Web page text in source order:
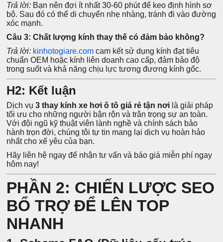
Trả lời: Bạn nên đợi ít nhất 30-60 phút để keo định hình sơ
bộ. Sau đó có thể di chuyển nhẹ nhàng, tránh đi vào đường
xóc mạnh.
Câu 3: Chất lượng kính thay thế có đảm bảo không?
Trả lời: kinhotogiare.com cam kết sử dụng kính đạt tiêu
chuẩn OEM hoặc kính liên doanh cao cấp, đảm bảo độ
trong suốt và khả năng chịu lực tương đương kính gốc.
H2: Kết luận
Dịch vụ3 thay kính xe hơi ô tô giá rẻ tận nơi là giải pháp
tối ưu cho những người bận rộn và trân trọng sự an toàn.
Với đội ngũ kỹ thuật viên lành nghề và chính sách bảo
hành trọn đời, chúng tôi tự tin mang lại dịch vụ hoàn hảo
nhất cho xế yêu của bạn.
Hãy liên hệ ngay để nhận tư vấn và báo giá miễn phí ngay
hôm nay!
PHẦN 2: CHIẾN LƯỢC SEO
BỔ TRỢ ĐỂ LÊN TOP
NHANH